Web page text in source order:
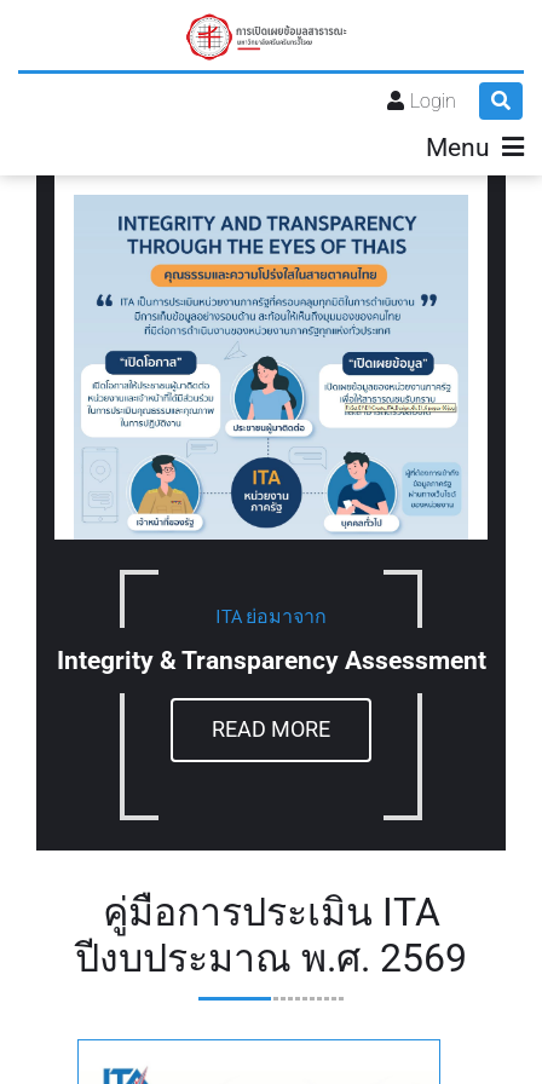
Login
Menu
ITA ย่อมาจาก
Integrity & Transparency Assessment
READ MORE
คู่มือการประเมิน ITA
ปีงบประมาณ พ.ศ. 2569